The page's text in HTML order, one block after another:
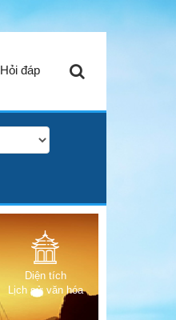
Hỏi đáp
Diện tích
Lịch sử văn hóa